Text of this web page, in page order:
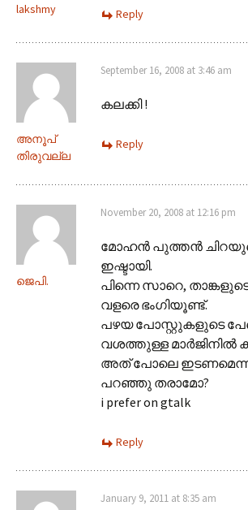
lakshmy Reply
അനൂപ്
തിരുവല്ല
September 16, 2008 at 3:46 am
കലക്കി !
Reply
ജെപി.
November 20, 2008 at 12:16 pm
മോഹന്‍ പുത്തന്‍
ഇഷ്ടായി.
പിന്നെ സാറെ,
വളരെ ഭംഗിയൂണ്ട്.
പഴയ പോസ്റ്റുകളുടെ
വശത്തുള്ള മാര്‍ജിനില്‍
അത് പോലെ
പറഞ്ഞു തരാമോ?
i prefer on gtalk
Reply
January 9, 2011 at 8:35 am